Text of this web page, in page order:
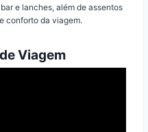
e lanches, além de assentos
conforto da viagem.
Viagem